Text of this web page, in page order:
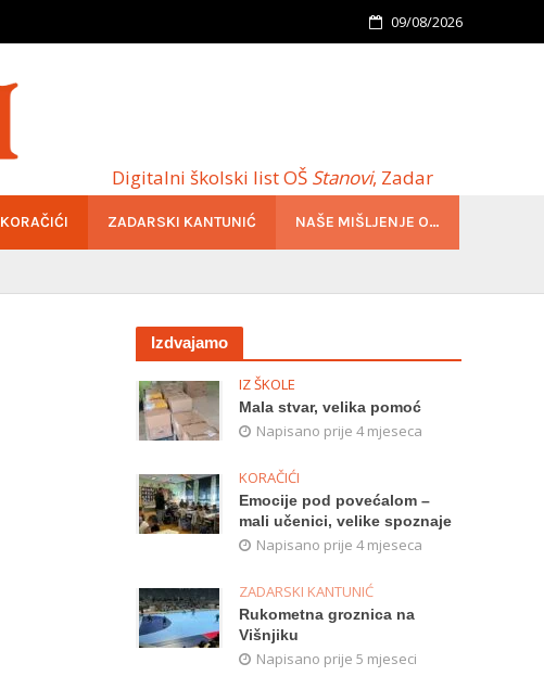
09/08/2026
Digitalni školski list OŠStanovi, Zadar
KORAČIĆI ZADARSKI KANTUNIĆ NAŠE MIŠLJENJE O…
Izdvajamo
IZ ŠKOLE
Mala stvar, velika pomoć
Napisano prije 4 mjeseca
KORAČIĆI
Emocije pod povećalom –
mali učenici, velike spoznaje
Napisano prije 4 mjeseca
ZADARSKI KANTUNIĆ
Rukometna groznica na
Višnjiku
Napisano prije 5 mjeseci